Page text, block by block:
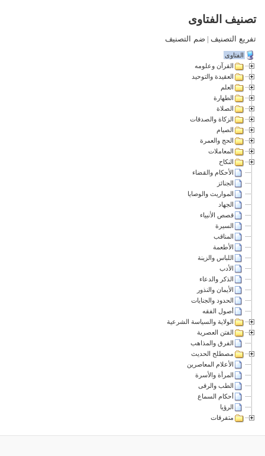
تصنيف الفتاوى
تفريع التصنيف | ضم التصنيف
الفتاوى
القرآن وعلومه
العقيدة والتوحيد
العلم
الطهارة
الصلاة
الزكاة والصدقات
الصيام
الحج والعمرة
المعاملات
النكاح
الأحكام والقضاء
الجنائز
المواريث والوصايا
الجهاد
قصص الأنبياء
السيرة
المناقب
الأطعمة
اللباس والزينة
الأدب
الذكر والدعاء
الأيمان والنذور
الحدود والجنايات
أصول الفقه
الولاية والسياسة الشرعية
الفتن العصرية
الفرق والمذاهب
مصطلح الحديث
الأعلام المعاصرين
المرأة والأسرة
الطب والرقى
أحكام السماع
الرؤيا
متفرقات